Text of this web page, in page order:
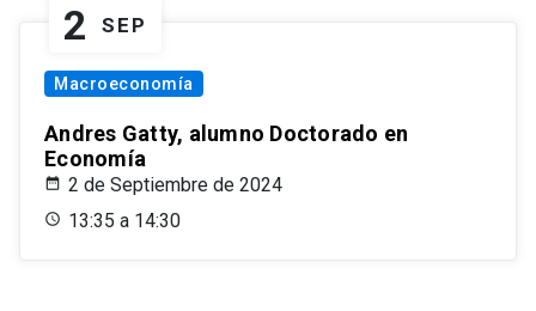
2 SEP
Macroeconomía
Andres Gatty, alumno Doctorado en
Economía
2 de Septiembre de 2024
13:35 a 14:30